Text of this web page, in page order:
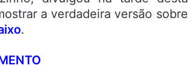
a verdadeira versão sobre
.